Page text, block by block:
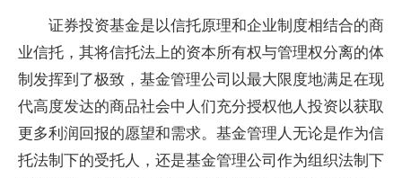
证券投资基金是以信托原理和企业制度相结合的商
业信托，其将信托法上的资本所有权与管理权分离的体
制发挥到了极致，基金管理公司以最大限度地满足在现
代高度发达的商品社会中人们充分授权他人投资以获取
更多利润回报的愿望和需求。基金管理人无论是作为信
托法制下的受托人，还是基金管理公司作为组织法制下